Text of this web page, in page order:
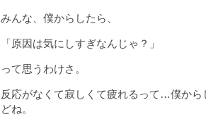
みんな、僕からしたら、
「原因は気にしすぎなんじゃ？」
って思うわけさ。
反応がなくて寂しくて疲れるって…僕から
どね。